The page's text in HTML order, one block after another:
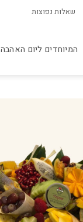
שאלות נפוצות
המיוחדים ליום האהבה